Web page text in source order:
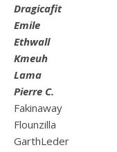
Dragicafit
Emile
Ethwall
Kmeuh
Lama
Pierre C.
Fakinaway
Flounzilla
GarthLeder